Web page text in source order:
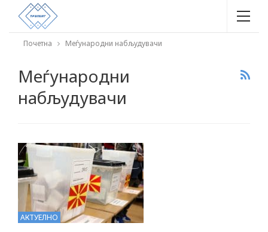
Почетна Меѓунарoдни набљудувачи
Меѓунарoдни
набљудувачи
АКТУЕЛНО